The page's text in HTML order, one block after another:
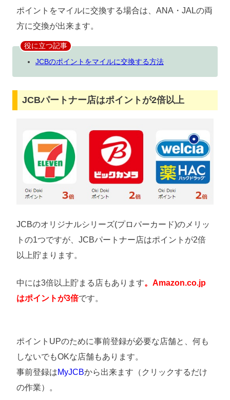
ポイントをマイルに交換する場合は、ANA・JALの両
方に交換が出来ます。
役に立つ記事
JCBのポイントをマイルに交換する方法
JCBパートナー店はポイントが2倍以上
JCBのオリジナルシリーズ(プロパーカード)のメリッ
トの1つですが、JCBパートナー店はポイントが2倍
以上貯まります。
中には3倍以上貯まる店もあります。Amazon.co.jp
はポイントが3倍です。
ポイントUPのために事前登録が必要な店舗と、何も
しないでもOKな店舗もあります。
事前登録はMyJCBから出来ます（クリックするだけ
の作業）。